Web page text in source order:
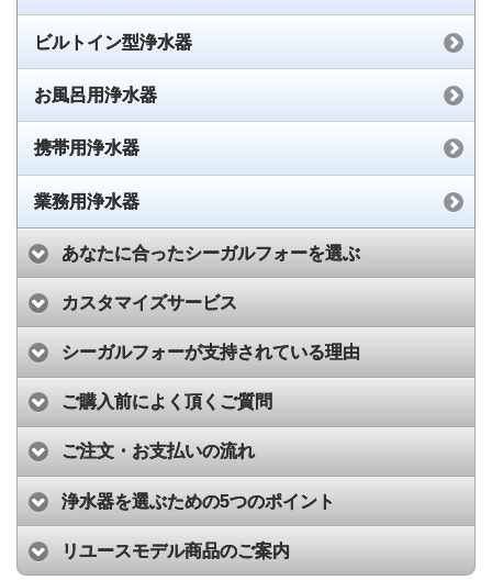
ビルトイン型浄水器
お風呂用浄水器
携帯用浄水器
業務用浄水器
あなたに合ったシーガルフォーを選ぶ
カスタマイズサービス
シーガルフォーが支持されている理由
ご購入前によく頂くご質問
ご注文・お支払いの流れ
浄水器を選ぶための5つのポイント
リユースモデル商品のご案内